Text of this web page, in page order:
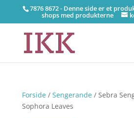
7876 8672 - Denne side er et
shops med produkterne
Forside/ Sengerande/ Sebra
Sophora Leaves